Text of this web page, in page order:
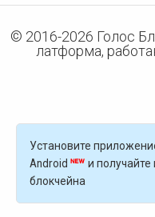
© 2016-2026 Голос
латформа,
Установите
Android
и
блокчейна